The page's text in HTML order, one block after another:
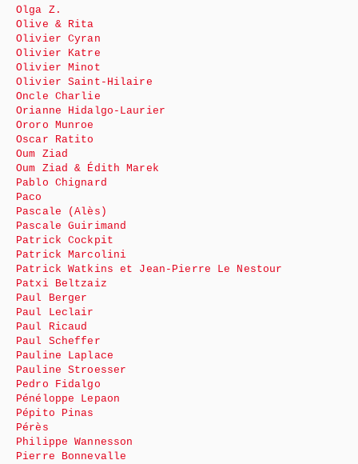
Olga Z.
Olive & Rita
Olivier Cyran
Olivier Katre
Olivier Minot
Olivier Saint-Hilaire
Oncle Charlie
Orianne Hidalgo-Laurier
Ororo Munroe
Oscar Ratito
Oum Ziad
Oum Ziad & Édith Marek
Pablo Chignard
Paco
Pascale (Alès)
Pascale Guirimand
Patrick Cockpit
Patrick Marcolini
Patrick Watkins et Jean-Pierre Le Nestour
Patxi Beltzaiz
Paul Berger
Paul Leclair
Paul Ricaud
Paul Scheffer
Pauline Laplace
Pauline Stroesser
Pedro Fidalgo
Pénéloppe Lepaon
Pépito Pinas
Pérès
Philippe Wannesson
Pierre Bonnevalle